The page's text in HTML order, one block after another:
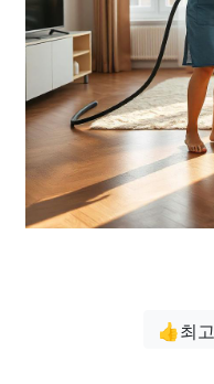
👍최고